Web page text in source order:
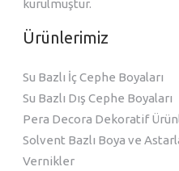
kurulmuştur.
Ürünlerimiz
Su Bazlı İç Cephe Boyaları
Su Bazlı Dış Cephe Boyaları
Pera Decora Dekoratif
Solvent Bazlı Boya ve
Vernikler